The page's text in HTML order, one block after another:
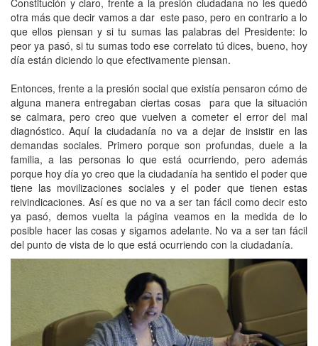
otra más que decir vamos a dar este paso, pero en contrario a lo
que ellos piensan y si tu sumas las palabras del Presidente: lo
peor ya pasó, si tu sumas todo ese correlato tú dices, bueno, hoy
día están diciendo lo que efectivamente piensan.
Entonces, frente a la presión social que existía pensaron cómo de
alguna manera entregaban ciertas cosas para que la situación
se calmara, pero creo que vuelven a cometer el error del mal
diagnóstico. Aquí la ciudadanía no va a dejar de insistir en las
demandas sociales. Primero porque son profundas, duele a la
familia, a las personas lo que está ocurriendo, pero además
porque hoy día yo creo que la ciudadanía ha sentido el poder que
tiene las movilizaciones sociales y el poder que tienen estas
reivindicaciones. Así es que no va a ser tan fácil como decir esto
ya pasó, demos vuelta la página veamos en la medida de lo
posible hacer las cosas y sigamos adelante. No va a ser tan fácil
del punto de vista de lo que está ocurriendo con la ciudadanía.